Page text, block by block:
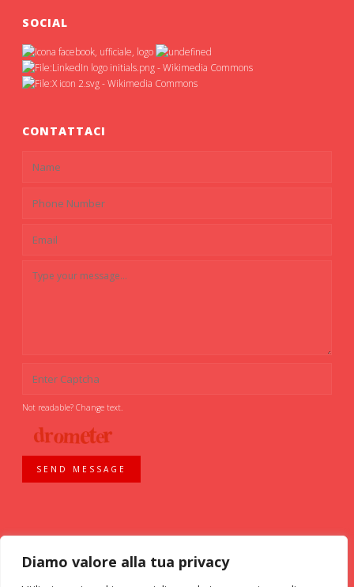
Diamo valore alla tua privacy
SOCIAL
CONTATTACI
Not readable? Change text.
SEND MESSAGE